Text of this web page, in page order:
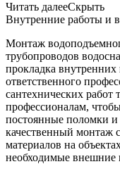
Читать далееСкрыть
Внутренние работы и
Монтаж
трубопроводов
прокладка внутренних
ответственного
сантехнических работ
профессионалам,
постоянные поломки
качественный монтаж
материалов на
необходимые внешние